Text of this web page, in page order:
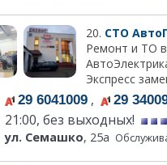
20. СТО
Ремонт и ТО
Экспресс
29 6041009 , 29
21:00, без выходных!
ул. Семашко, 25а